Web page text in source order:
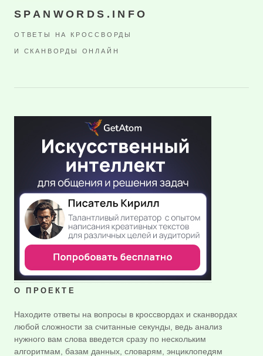
SPANWORDS.INFO
ОТВЕТЫ НА КРОССВОРДЫ
И СКАНВОРДЫ ОНЛАЙН
О ПРОЕКТЕ
Находите ответы на вопросы в кроссвордах и сканвордах
любой сложности за считанные секунды, ведь анализ
нужного вам слова введется сразу по нескольким
алгоритмам, базам данных, словарям, энциклопедям